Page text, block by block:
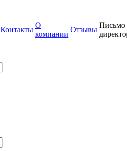
Контакты
О
компании
Отзывы
Письмо